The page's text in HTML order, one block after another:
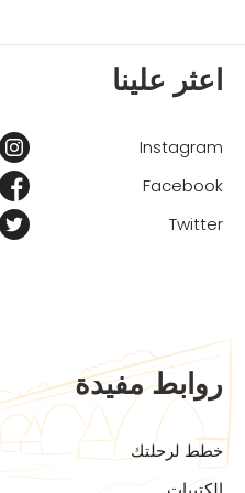
اعثر علينا
Instagram
Facebook
Twitter
روابط مفيدة
خطط لرحلتك